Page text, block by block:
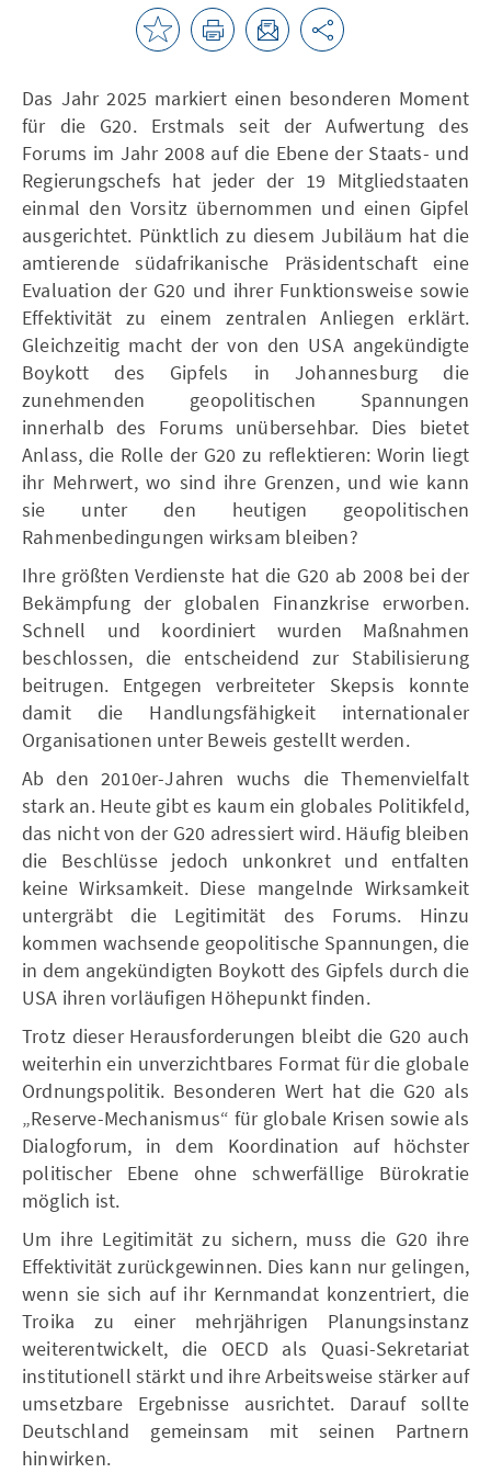
Das Jahr 2025 markiert einen besonderen Moment
für die G20. Erstmals seit der Aufwertung des
Forums im Jahr 2008 auf die Ebene der Staats- und
Regierungschefs hat jeder der 19 Mitgliedstaaten
einmal den Vorsitz übernommen und einen Gipfel
ausgerichtet. Pünktlich zu diesem Jubiläum hat die
amtierende südafrikanische Präsidentschaft eine
Evaluation der G20 und ihrer Funktionsweise sowie
Effektivität zu einem zentralen Anliegen erklärt.
Gleichzeitig macht der von den USA angekündigte
Boykott des Gipfels in Johannesburg die
zunehmenden geopolitischen Spannungen
innerhalb des Forums unübersehbar. Dies bietet
Anlass, die Rolle der G20 zu reflektieren: Worin liegt
ihr Mehrwert, wo sind ihre Grenzen, und wie kann
sie unter den heutigen geopolitischen
Rahmenbedingungen wirksam bleiben?
Ihre größten Verdienste hat die G20 ab 2008 bei der
Bekämpfung der globalen Finanzkrise erworben.
Schnell und koordiniert wurden Maßnahmen
beschlossen, die entscheidend zur Stabilisierung
beitrugen. Entgegen verbreiteter Skepsis konnte
damit die Handlungsfähigkeit internationaler
Organisationen unter Beweis gestellt werden.
Ab den 2010er-Jahren wuchs die Themenvielfalt
stark an. Heute gibt es kaum ein globales Politikfeld,
das nicht von der G20 adressiert wird. Häufig bleiben
die Beschlüsse jedoch unkonkret und entfalten
keine Wirksamkeit. Diese mangelnde Wirksamkeit
untergräbt die Legitimität des Forums. Hinzu
kommen wachsende geopolitische Spannungen, die
in dem angekündigten Boykott des Gipfels durch die
USA ihren vorläufigen Höhepunkt finden.
Trotz dieser Herausforderungen bleibt die G20 auch
weiterhin ein unverzichtbares Format für die globale
Ordnungspolitik. Besonderen Wert hat die G20 als
„Reserve-Mechanismus“ für globale Krisen sowie als
Dialogforum, in dem Koordination auf höchster
politischer Ebene ohne schwerfällige Bürokratie
möglich ist.
Um ihre Legitimität zu sichern, muss die G20 ihre
Effektivität zurückgewinnen. Dies kann nur gelingen,
wenn sie sich auf ihr Kernmandat konzentriert, die
Troika zu einer mehrjährigen Planungsinstanz
weiterentwickelt, die OECD als Quasi-Sekretariat
institutionell stärkt und ihre Arbeitsweise stärker auf
umsetzbare Ergebnisse ausrichtet. Darauf sollte
Deutschland gemeinsam mit seinen Partnern
hinwirken.